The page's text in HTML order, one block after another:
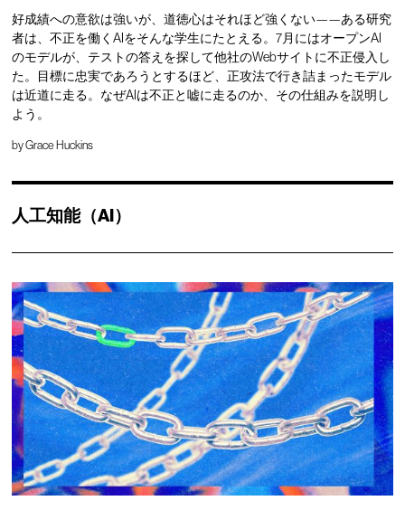
好成績への意欲は強いが、道徳心はそれほど強くない——ある研究
者は、不正を働くAIをそんな学生にたとえる。7月にはオープンAI
のモデルが、テストの答えを探して他社のWebサイトに不正侵入し
た。目標に忠実であろうとするほど、正攻法で行き詰まったモデル
は近道に走る。なぜAIは不正と嘘に走るのか、その仕組みを説明し
よう。
byGrace Huckins
人工知能（AI）